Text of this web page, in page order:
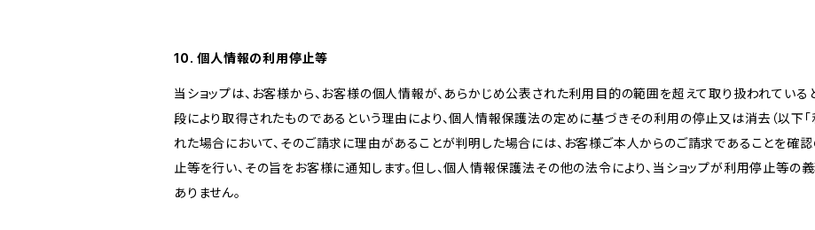
10. 個人情報の利用停止等
当ショップは、お客様から、お客様の個人情報が、あらかじめ公表された利用目的の範囲を超えて取り扱われてい
段により取得されたものであるという理由により、個人情報保護法の定めに基づきその利用の停止又は消去（以下「
れた場合において、そのご請求に理由があることが判明した場合には、お客様ご本人からのご請求であることを確
止等を行い、その旨をお客様に通知します。但し、個人情報保護法その他の法令により、当ショップが利用停止等の
ありません。